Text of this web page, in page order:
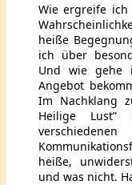
Wie ergreife ich
heiße
ich über
Und wie gehe
Angebot
Im Nachklang
Heilige
heiße,
und was nicht.